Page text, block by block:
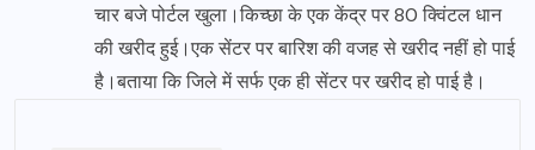
चार बजे पोर्टल खुला।किच्छा के एक केंद्र पर 80 क्विंटल धान
की खरीद हुई।एक सेंटर पर बारिश की वजह से खरीद नहीं हो पाई
है।बताया कि जिले में सर्फ एक ही सेंटर पर खरीद हो पाई है।